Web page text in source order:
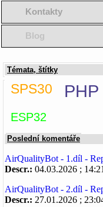
Kontakty
Blog
Témata, štítky
SPS30 PHP
ESP32
Poslední komentáře
AirQualityBot - 1.díl -
Descr.: 04.03.2026 ;
AirQualityBot - 2.díl -
Descr.: 27.01.2026 ;